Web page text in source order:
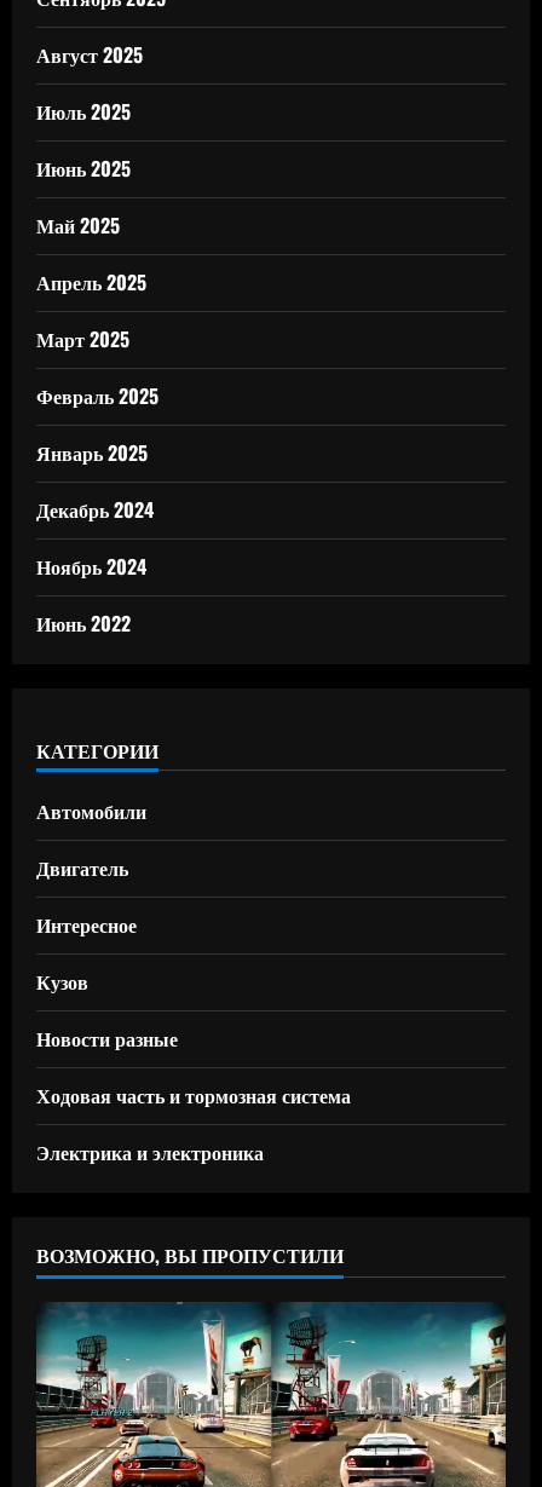
Август 2025
Июль 2025
Июнь 2025
Май 2025
Апрель 2025
Март 2025
Февраль 2025
Январь 2025
Декабрь 2024
Ноябрь 2024
Июнь 2022
КАТЕГОРИИ
Автомобили
Двигатель
Интересное
Кузов
Новости разные
Ходовая часть и тормозная система
Электрика и электроника
ВОЗМОЖНО, ВЫ ПРОПУСТИЛИ